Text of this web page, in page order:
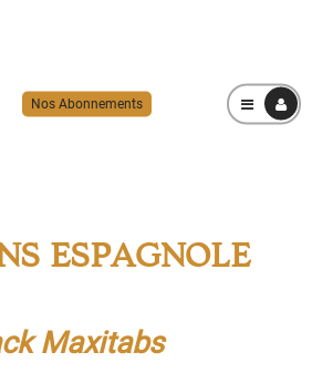
Nos Abonnements MENU
ESPAGNOLE
Maxitabs